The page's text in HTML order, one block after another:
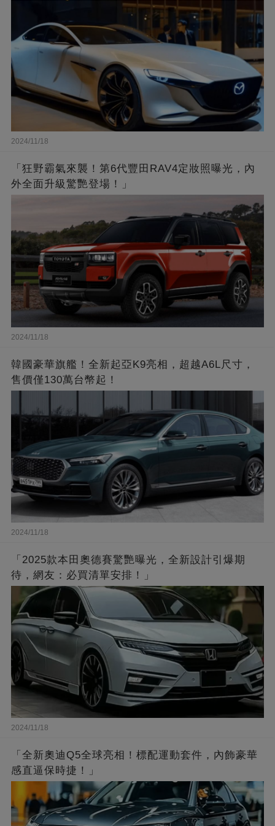
2024/11/18
「狂野霸氣來襲！第6代豐田RAV4定妝照曝光，內
外全面升級驚艷登場！」
2024/11/18
韓國豪華旗艦！全新起亞K9亮相，超越A6L尺寸，
售價僅130萬台幣起！
2024/11/18
「2025款本田奧德賽驚艷曝光，全新設計引爆期
待，網友：必買清單安排！」
2024/11/18
「全新奧迪Q5全球亮相！標配運動套件，內飾豪華
感直逼保時捷！」